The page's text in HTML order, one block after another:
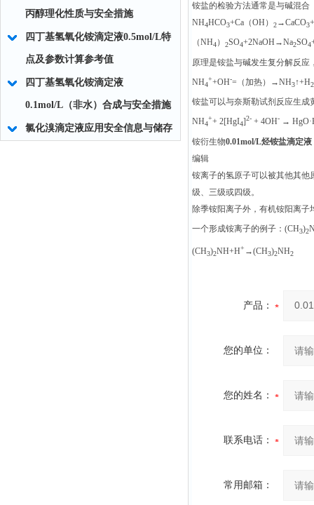
丙醇理化性质与安全措施
四丁基氢氧化铵滴定液0.5mol/L特
点及参数计算参考值
四丁基氢氧化铵滴定液
0.1mol/L（非水）合成与安全措施
氯化溴滴定液应用安全信息与储存
铵盐的检验方法通常是与碱混合
NH4HCO3+Ca（OH） 2→CaCO3
（NH4） 2SO4+2NaOH→Na2SO4
原理是铵盐与碱发生复分解反
NH4
++OH-=（加热）→NH3↑+H2
铵盐可以与奈斯勒试剂反应生成
NH4
++ 2[HgI4]2- + 4OH- →
铵衍生物0.01mol/L烃铵盐滴定液
编辑
铵离子的氢原子可以被其他其他
级、三级或四级。
除季铵阳离子外，有机铵阳离子
一个形成铵离子的例子：(CH3)2
(CH3)2NH+H+ →(CH3)2NH2
产品：
您的单位：
您的姓名：
联系电话：
常用邮箱：